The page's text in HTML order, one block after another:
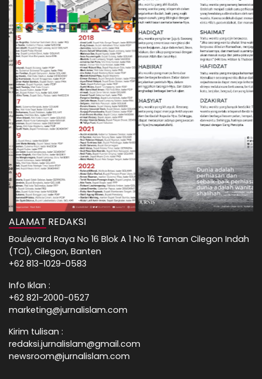
ALAMAT REDAKSI
Boulevard Raya No 16 Blok A 1 No 16 Taman Cilegon Indah
(TCI), Cilegon, Banten
+62 813-1029-0583
Info Iklan :
+62 821-2000-0527
marketing@jurnalislam.com
Kirim tulisan :
redaksi.jurnalislam@gmail.com
newsroom@jurnalislam.com